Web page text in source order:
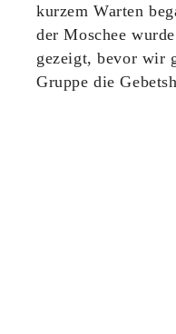
kurzem Warten
der Moschee
gezeigt, bevor wir
Gruppe die